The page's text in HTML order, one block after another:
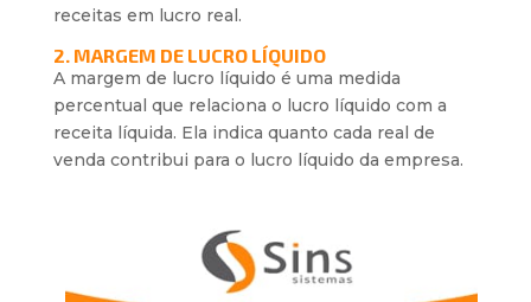
receitas em lucro real.
2. MARGEM DE LUCRO LÍQUIDO
A margem de lucro líquido é uma medida
percentual que relaciona o lucro líquido com a
receita líquida. Ela indica quanto cada real de
venda contribui para o lucro líquido da empresa.